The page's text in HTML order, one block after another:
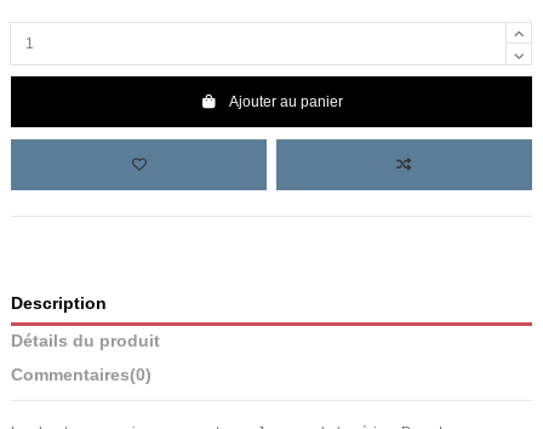
Ajouter au panier
Description
Détails du produit
Commentaires(0)